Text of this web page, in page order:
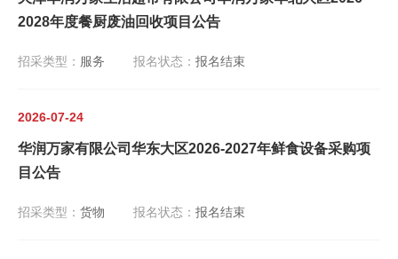
2028年度餐厨废油回收项目公告
招采类型： 服务 报名状态： 报名结束
2026-07-24
华润万家有限公司华东大区2026-2027年鲜食设备采购项
目公告
招采类型： 货物 报名状态： 报名结束